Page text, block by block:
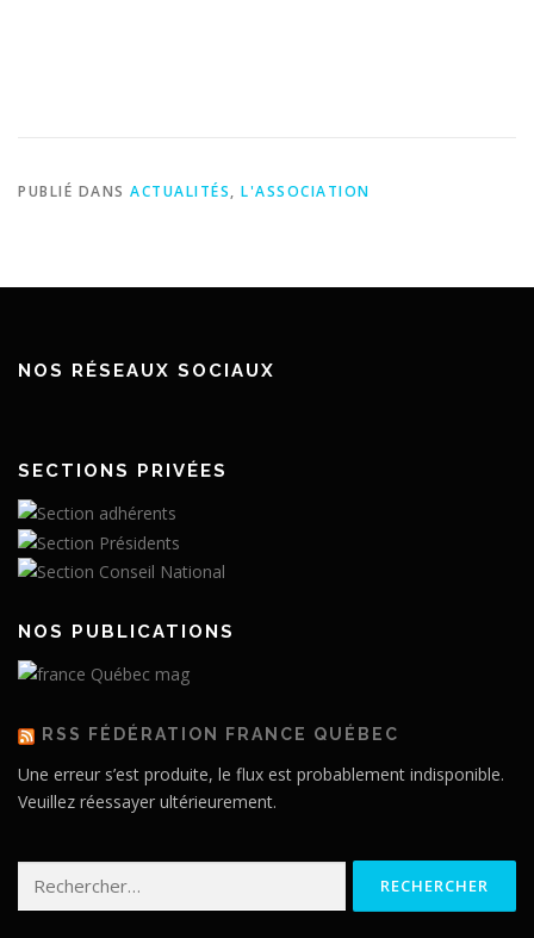
PUBLIÉ DANS ACTUALITÉS, L'ASSOCIATION
NOS RÉSEAUX SOCIAUX
SECTIONS PRIVÉES
NOS PUBLICATIONS
RSS FÉDÉRATION FRANCE QUÉBEC
Une erreur s’est produite, le flux est probablement indisponible.
Veuillez réessayer ultérieurement.
Rechercher :